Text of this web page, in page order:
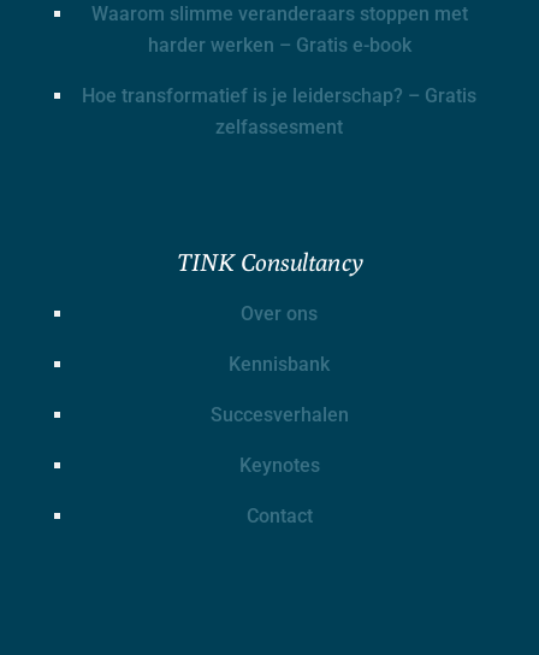
Waarom slimme veranderaars stoppen met
harder werken – Gratis e-book
Hoe transformatief is je leiderschap? – Gratis
zelfassesment
TINK Consultancy
Over ons
Kennisbank
Succesverhalen
Keynotes
Contact